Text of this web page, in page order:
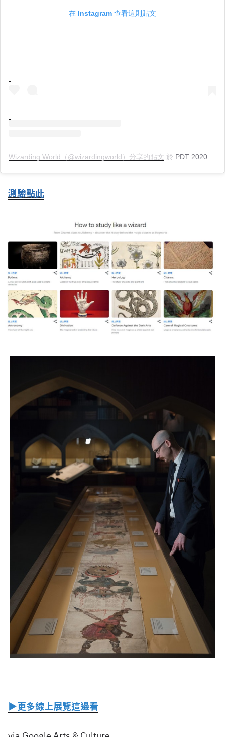
在 Instagram 查看這則貼文
Wizarding World（@wizardingworld）分享的貼文 於 PDT 2020 年 4月 月 1 日 上午 5:06
測驗點此
▶更多線上展覽這邊看